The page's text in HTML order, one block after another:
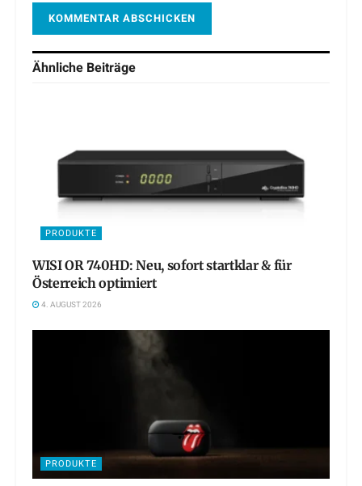
Ähnliche Beiträge
PRODUKTE
WISI OR 740HD: Neu, sofort startklar & für
Österreich optimiert
4. AUGUST 2026
PRODUKTE